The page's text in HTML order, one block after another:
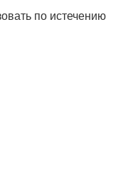
по истечению